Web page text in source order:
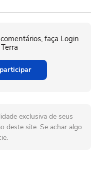
faça Login
exclusiva de seus
deste site. Se achar algo